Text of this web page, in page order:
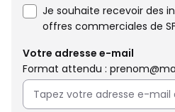
Je souhaite recevoir des
offres commerciales de
Votre adresse e-mail
Format attendu :